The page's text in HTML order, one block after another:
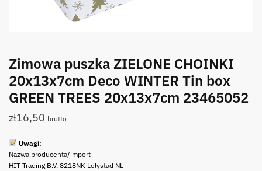
Zimowa puszka ZIELONE CHOINKI
20x13x7cm Deco WINTER Tin box
GREEN TREES 20x13x7cm 23465052
zł16,50 brutto
Uwagi:
Nazwa producenta/import
HIT Trading B.V. 8218NK Lelystad NL